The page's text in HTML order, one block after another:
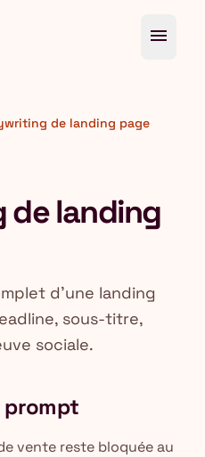
menu
de landing page
de landing
d'une landing
sous-titre,
sociale.
prompt
vente reste bloquée au